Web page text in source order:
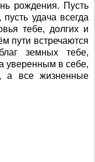
рождения. Пусть
удача всегда
тебе, долгих и
пути встречаются
земных тебе,
уверенным в себе,
а все жизненные